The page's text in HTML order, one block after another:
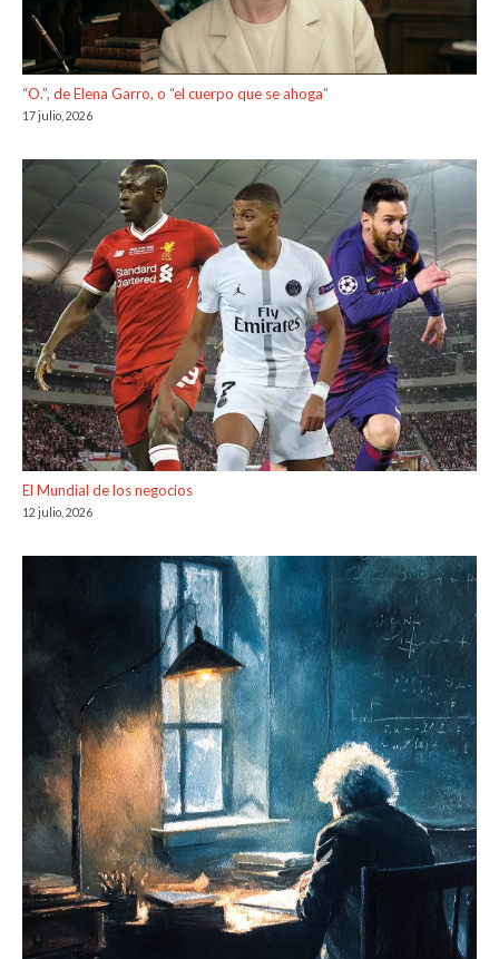
“O.”, de Elena Garro, o “el cuerpo que se ahoga”
17 julio, 2026
El Mundial de los negocios
12 julio, 2026